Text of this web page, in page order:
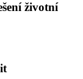
životní